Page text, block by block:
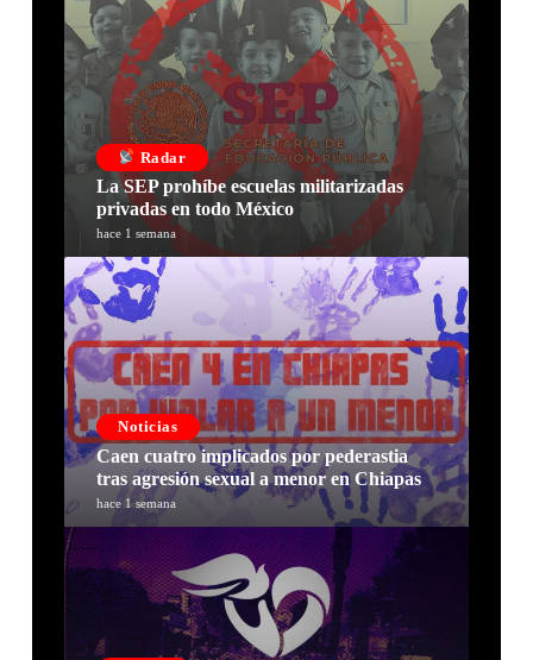
Radar
La SEP prohíbe escuelas militarizadas
privadas en todo México
hace 1 semana
Noticias
Caen cuatro implicados por pederastia
tras agresión sexual a menor en Chiapas
hace 1 semana